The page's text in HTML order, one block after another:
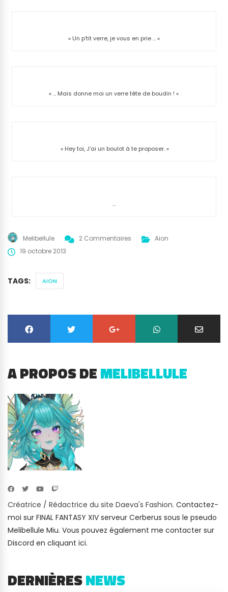
« Un p’tit verre, je vous en prie … »
« … Mais donne moi un verre tête de boudin ! »
» Hey toi, J’ai un boulot à te proposer. »
…
Melibellule 2 Commentaires
Aion
19 octobre 2013
TAGS: AION
A PROPOS DEMELIBELLULE
Créatrice / Rédactrice du site Daeva's Fashion. Contactez-
moi sur FINAL FANTASY XIV serveur Cerberus sous le pseudo
Melibellule Miu. Vous pouvez également me contacter sur
Discord en cliquant ici.
DERNIÈRESNEWS